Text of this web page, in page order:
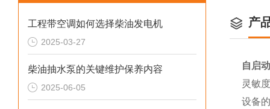
工程带空调如何选择柴油发电机
2025-03-27
柴油抽水泵的关键维护保养内容
2025-06-05
产
自启
灵敏
设备